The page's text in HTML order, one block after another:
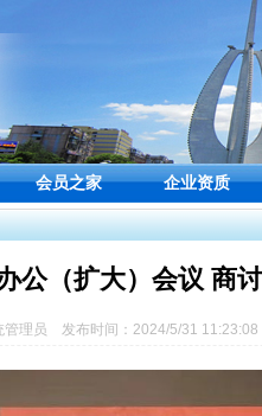
会员之家 企业资质
公（扩大）会议 商
管理员 发布时间：2024/5/31